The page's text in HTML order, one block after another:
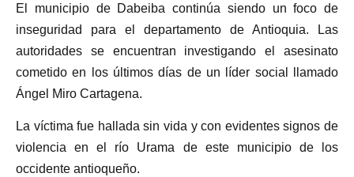
El municipio de Dabeiba continúa siendo un foco de
inseguridad para el departamento de Antioquia. Las
autoridades se encuentran investigando el asesinato
cometido en los últimos días de un líder social llamado
Ángel Miro Cartagena.
La víctima fue hallada sin vida y con evidentes signos de
violencia en el río Urama de este municipio de los
occidente antioqueño.